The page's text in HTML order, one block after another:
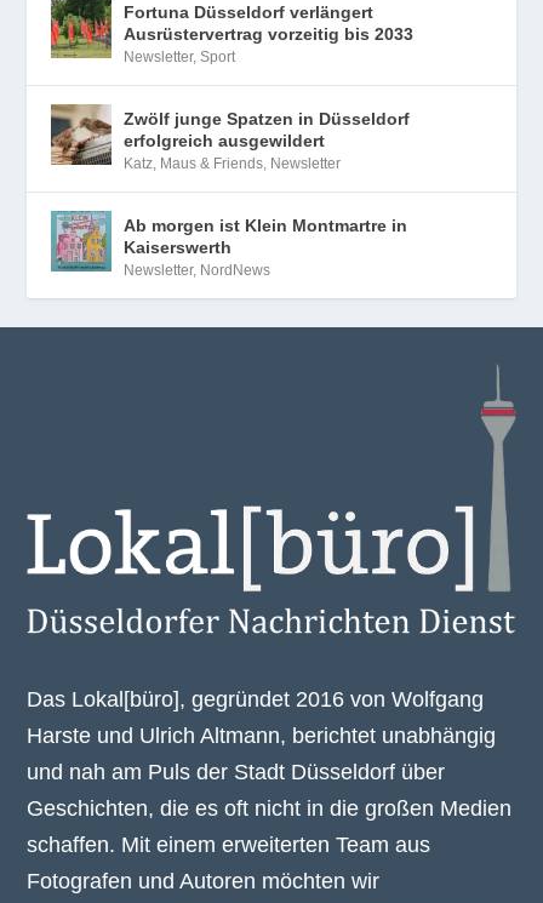
Fortuna Düsseldorf verlängert
Ausrüstervertrag vorzeitig bis 2033
Newsletter,Sport
Zwölf junge Spatzen in Düsseldorf
erfolgreich ausgewildert
Katz, Maus & Friends Newsletter
Ab morgen ist Klein Montmartre in
Kaiserswerth
Newsletter, NordNews
Das Lokal[büro], gegründet 2016 von Wolfgang
Harste und Ulrich Altmann, berichtet unabhängig
und nah am Puls der Stadt Düsseldorf über
Geschichten, die es oft nicht in die großen Medien
schaffen. Mit einem erweiterten Team aus
Fotografen und Autoren möchten wir